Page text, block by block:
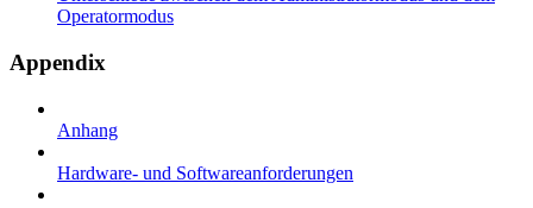
Operatormodus
Appendix
Anhang
Hardware- und Softwareanforderungen